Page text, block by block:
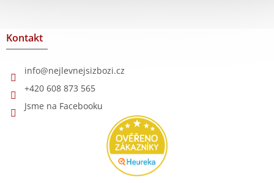
Kontakt
info@nejlevnejsizbozi.cz
+420 608 873 565
Jsme na Facebooku